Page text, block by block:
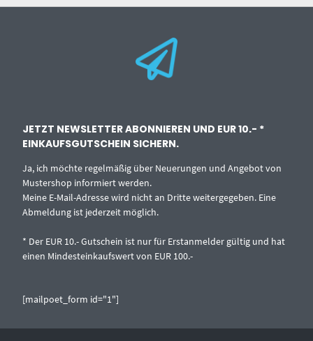
JETZT NEWSLETTER ABONNIEREN UND EUR 10.- *
EINKAUFSGUTSCHEIN SICHERN.
Ja, ich möchte regelmäßig über Neuerungen und Angebot von
Mustershop informiert werden.
Meine E-Mail-Adresse wird nicht an Dritte weitergegeben. Eine
Abmeldung ist jederzeit möglich.
* Der EUR 10.- Gutschein ist nur für Erstanmelder gültig und hat
einen Mindesteinkaufswert von EUR 100.-
[mailpoet_form id="1"]